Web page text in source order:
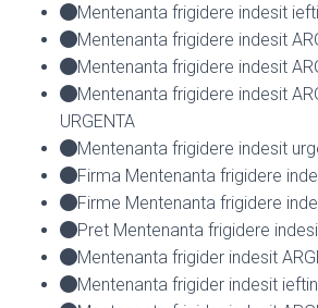
Mentenanta frigidere indesit
Mentenanta frigidere indesit
Mentenanta frigidere indesit
Mentenanta frigidere indesit
URGENTA
Mentenanta frigidere indesit
Firma Mentenanta frigidere
Firme Mentenanta frigidere
Pret Mentenanta frigidere
Mentenanta frigider indesit
Mentenanta frigider indesit ieftin